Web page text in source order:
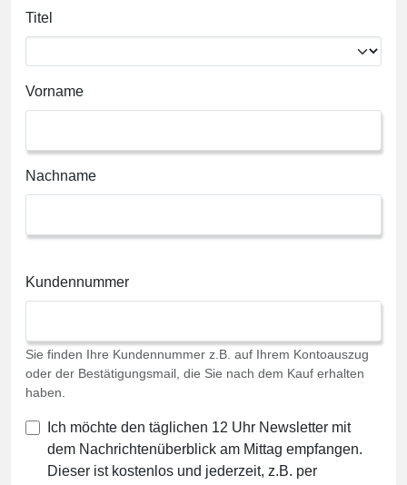
Titel
Vorname
Nachname
Kundennummer
Sie finden Ihre Kundennummer z.B. auf Ihrem Kontoauszug
oder der Bestätigungsmail, die Sie nach dem Kauf erhalten
haben.
Ich möchte den täglichen 12 Uhr Newsletter mit
dem Nachrichtenüberblick am Mittag empfangen.
Dieser ist kostenlos und jederzeit, z.B. per